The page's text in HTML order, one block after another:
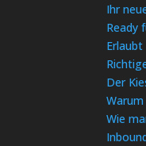
Ihr
Ready
Der
Wie